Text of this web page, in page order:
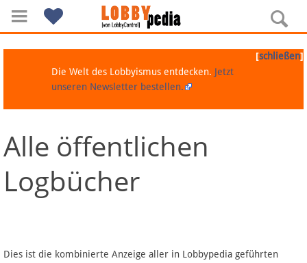
Navigation
Über Lobbypedia
Artikel nach Kategorien
[schließen]
Die Welt des Lobbyismus entdecken. Jetzt
unseren Newsletter bestellen.
Alle öffentlichen
Logbücher
Dies ist die kombinierte Anzeige aller in Lobbypedia geführten